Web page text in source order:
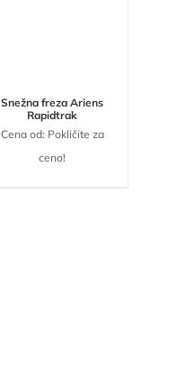
Snežna freza Ariens
Rapidtrak
Cena od: Pokličite za
ceno!